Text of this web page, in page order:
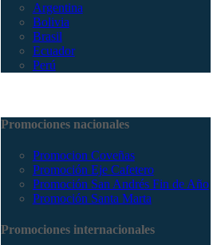
Argentina
Bolivia
Brasil
Ecuador
Perú
Promociones nacionales
Promocion Coveñas
Promoción Eje Cafetero
Promoción San Andrés Fin de Año
Promoción Santa Marta
Promociones internacionales